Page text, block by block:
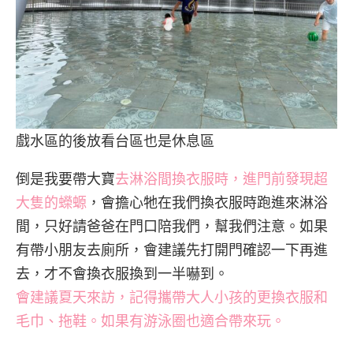
戲水區的後放看台區也是休息區
倒是我要帶大寶去淋浴間換衣服時，進門前發現超
大隻的蠑螈 ，會擔心牠在我們換衣服時跑進來淋浴
間，只好請爸爸在門口陪我們，幫我們注意。如果
有帶小朋友去廁所，會建議先打開門確認一下再進
去，才不會換衣服換到一半嚇到。
會建議夏天來訪，記得攜帶大人小孩的更換衣服和
毛巾、拖鞋。如果有游泳圈也適合帶來玩。